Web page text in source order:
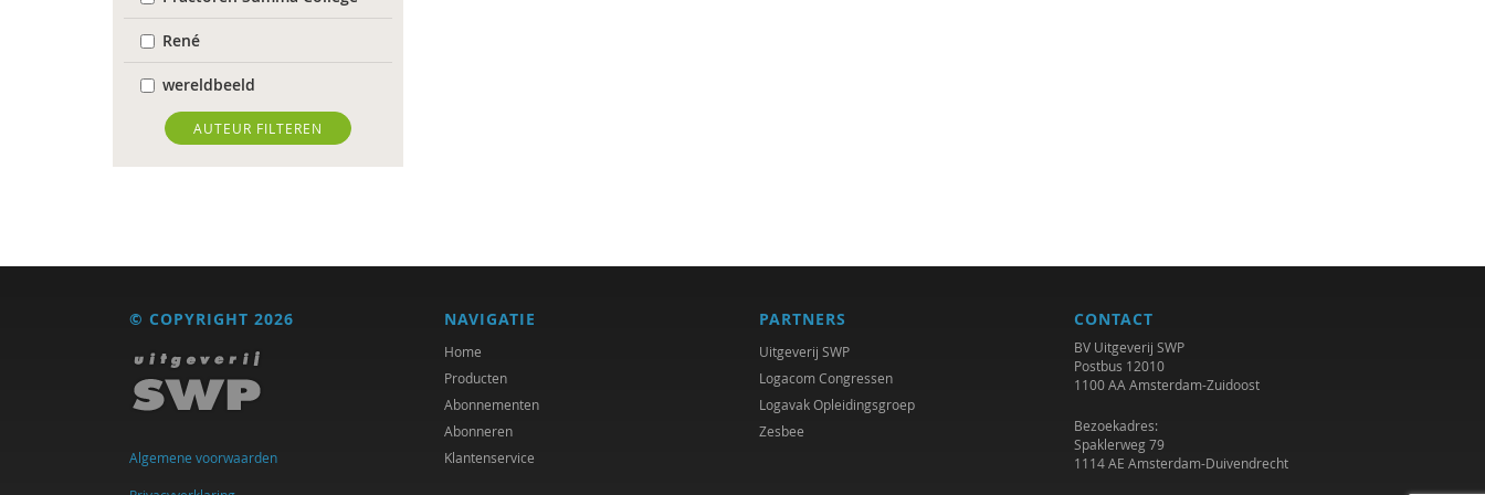
René
wereldbeeld
World Health Organization
Edo (E.H.) Nieweg
Dr. Abdelilah Ljamai (UVH)
Tineke Abma
Frank Adloff
AUTEUR FILTEREN
© COPYRIGHT 2026
Algemene voorwaarden
NAVIGATIE
Home
Producten
Abonnementen
Abonneren
Klantenservice
PARTNERS
Uitgeverij SWP
Logacom Congressen
Logavak Opleidingsgroep
Zesbee
CONTACT
BV Uitgeverij SWP
Postbus 12010
1100 AA Amsterdam-Zuidoost
Bezoekadres:
Spaklerweg 79
1114 AE Amsterdam-Duivendrecht